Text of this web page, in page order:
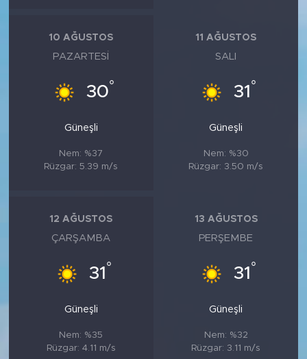
10 AĞUSTOS
PAZARTESI
30°
Güneşli
Nem: %37
Rüzgar: 5.39 m/s
11 AĞUSTOS
SALI
31 °
Güneşli
Nem: %30
Rüzgar: 3.50 m/s
12 AĞUSTOS
ÇARŞAMBA
31 °
Güneşli
Nem: %35
Rüzgar: 4.11 m/s
13 AĞUSTOS
PERŞEMBE
31 °
Güneşli
Nem: %32
Rüzgar: 3.11 m/s